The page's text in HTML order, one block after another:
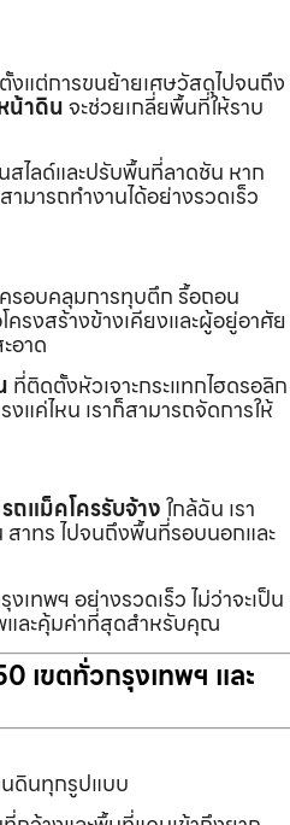
งแต่การขนย้ายเศษวัสดุไปจนถึง
น้าดินจะช่วยเกลี่ยพื้นที่ให้ราบ
ไลด์และปรับพื้นที่ลาดชัน หาก
ามารถทำงานได้อย่างรวดเร็ว
ครอบคลุมการทุบตึก รื้อถอน
ครงสร้างข้างเคียงและผู้อยู่อาศัย
อาด
ที่ติดตั้งหัวเจาะกระแทกไฮดรอลิก
แค่ไหน เราก็สามารถจัดการให้
รถแม็คโครรับจ้างใกล้ฉัน เรา
าทร ไปจนถึงพื้นที่รอบนอกและ
เทพฯ อย่างรวดเร็ว ไม่ว่าจะเป็น
และคุ้มค่าที่สุดสำหรับคุณ
เขตทั่วกรุงเทพฯ และ
ดินทุกรูปแบบ